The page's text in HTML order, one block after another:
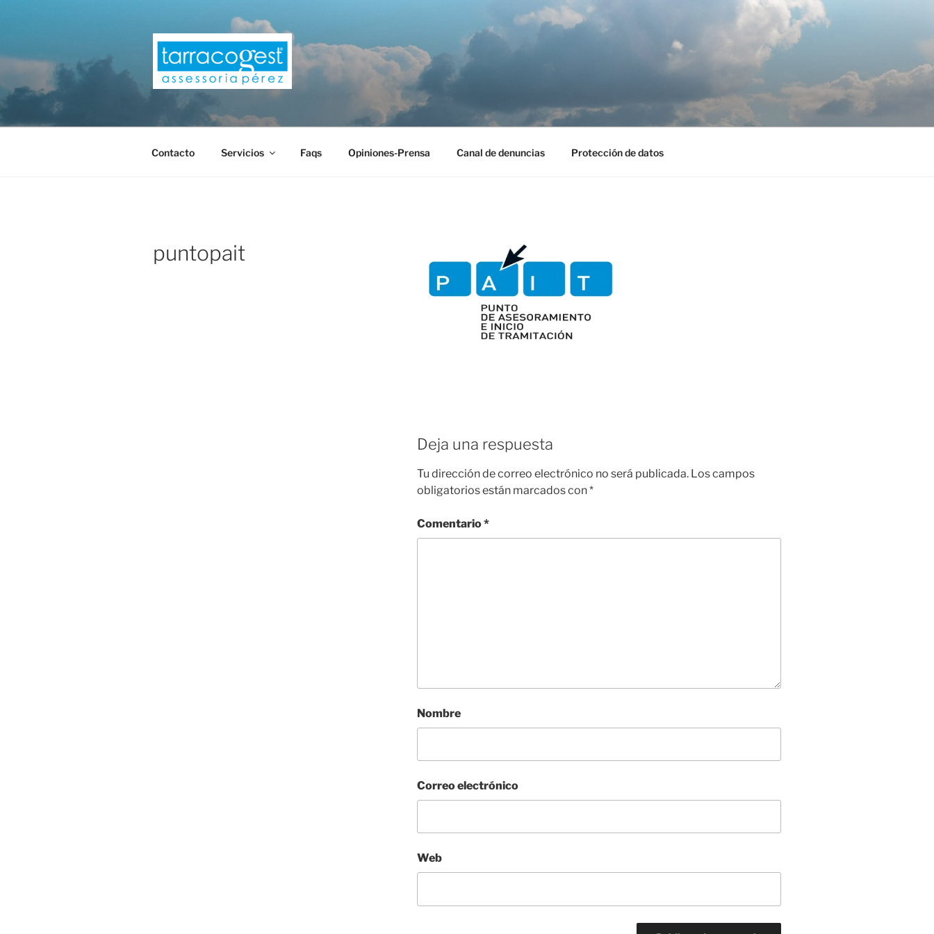
TARRACOGEST
Contacto Servicios Faqs Opiniones-Prensa Canal de denuncias Protección de datos
puntopait
Deja una respuesta
Tu dirección de correo electrónico no será publicada. Los campos
obligatorios están marcados con*
Comentario*
Nombre
Correo electrónico
Web